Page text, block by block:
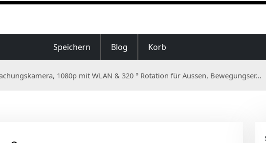
Speichern Blog Korb
1080p mit WLAN & 320 ° Rotation für Aussen, Bewegungser…